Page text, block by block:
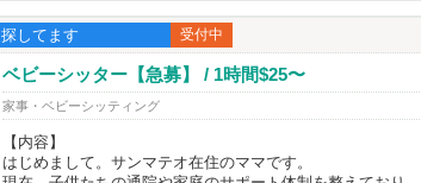
探してます 受付中
ベビーシッター【急募】 / 1時間$25〜
家事・ベビーシッティング
【内容】
はじめまして。サンマテオ在住のママです。